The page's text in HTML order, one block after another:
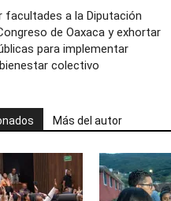
facultades a la Diputación
de Oaxaca y exhortar
para implementar
colectivo
Más del autor